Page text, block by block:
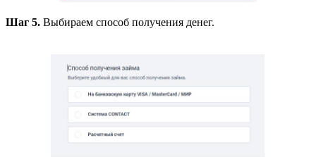
Шаг 5. Выбираем способ получения денег.